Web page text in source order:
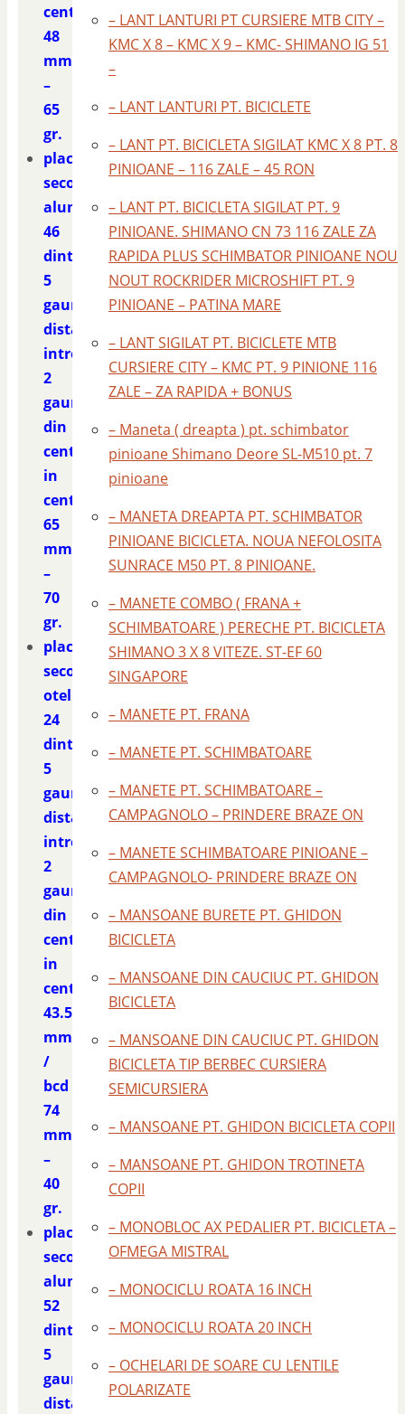
centru
48
mm.
–
65
gr.
placa
second
aluminiu
46
dinti
5
gauri
distanta
intre
2
gauri
din
centru
in
centru
65
mm.
–
70
gr.
placa
second
otel
24
dinti
5
gauri
distanta
intre
2
gauri
din
centru
in
centru
43.5
mm.
/
bcd
74
mm.
–
40
gr.
placa
second
aluminiu
52
dinti
5
gauri
distanta
– LANT LANTURI PT CURSIERE MTB CITY –
KMC X 8 – KMC X 9 – KMC- SHIMANO IG 51
–
– LANT LANTURI PT. BICICLETE
– LANT PT. BICICLETA SIGILAT KMC X 8 PT. 8
PINIOANE – 116 ZALE – 45 RON
– LANT PT. BICICLETA SIGILAT PT. 9
PINIOANE. SHIMANO CN 73 116 ZALE ZA
RAPIDA PLUS SCHIMBATOR PINIOANE NOU
NOUT ROCKRIDER MICROSHIFT PT. 9
PINIOANE – PATINA MARE
– LANT SIGILAT PT. BICICLETE MTB
CURSIERE CITY – KMC PT. 9 PINIONE 116
ZALE – ZA RAPIDA + BONUS
– Maneta ( dreapta ) pt. schimbator
pinioane Shimano Deore SL-M510 pt. 7
pinioane
– MANETA DREAPTA PT. SCHIMBATOR
PINIOANE BICICLETA. NOUA NEFOLOSITA
SUNRACE M50 PT. 8 PINIOANE.
– MANETE COMBO ( FRANA +
SCHIMBATOARE ) PERECHE PT. BICICLETA
SHIMANO 3 X 8 VITEZE. ST-EF 60
SINGAPORE
– MANETE PT. FRANA
– MANETE PT. SCHIMBATOARE
– MANETE PT. SCHIMBATOARE –
CAMPAGNOLO – PRINDERE BRAZE ON
– MANETE SCHIMBATOARE PINIOANE –
CAMPAGNOLO- PRINDERE BRAZE ON
– MANSOANE BURETE PT. GHIDON
BICICLETA
– MANSOANE DIN CAUCIUC PT. GHIDON
BICICLETA
– MANSOANE DIN CAUCIUC PT. GHIDON
BICICLETA TIP BERBEC CURSIERA
SEMICURSIERA
– MANSOANE PT. GHIDON BICICLETA COPII
– MANSOANE PT. GHIDON TROTINETA
COPII
– MONOBLOC AX PEDALIER PT. BICICLETA –
OFMEGA MISTRAL
– MONOCICLU ROATA 16 INCH
– MONOCICLU ROATA 20 INCH
– OCHELARI DE SOARE CU LENTILE
POLARIZATE